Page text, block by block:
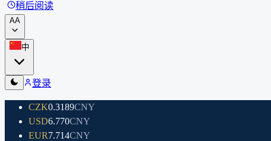
稍后阅读
AA
中
登录
CZK0.3189CNY
USD6.770CNY
EUR7.714CNY